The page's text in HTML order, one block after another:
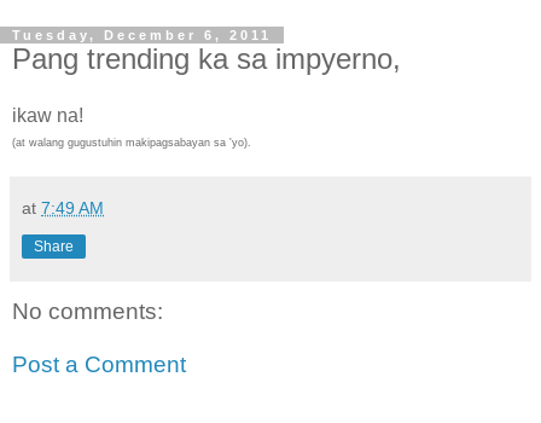
Tuesday, December 6, 2011
Pang trending ka sa impyerno,
ikaw na!
(at walang gugustuhin makipagsabayan sa 'yo).
at 7:49 AM
Share
No comments:
Post a Comment